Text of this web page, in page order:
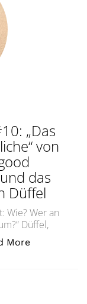
„Das
von
das
Düffel
Wie? Wer an
Düffel,
More„Dies ist